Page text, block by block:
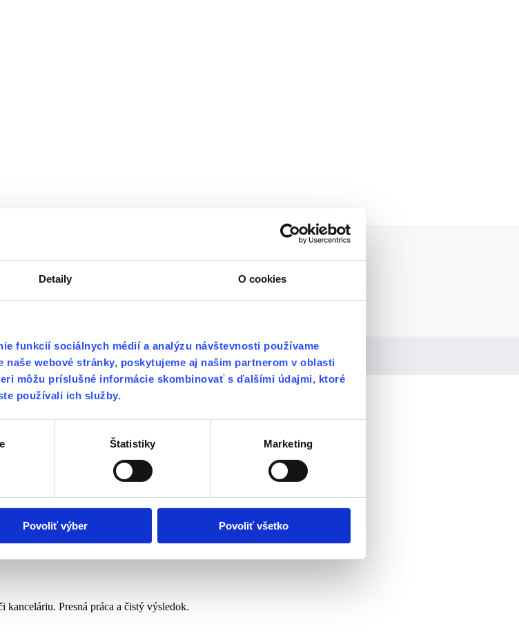
Detaily O cookies
funkcií sociálnych médií a analýzu návštevnosti používame
webové stránky, poskytujeme aj našim partnerom v oblasti
môžu príslušné informácie skombinovať s ďalšími údajmi, ktoré
používali ich služby.
Štatistiky Marketing
Povoliť výber Povoliť všetko
sme s výsledkom veľmi spokojný.
sa venujeme
efektom
Presná práca a čistý výsledok.